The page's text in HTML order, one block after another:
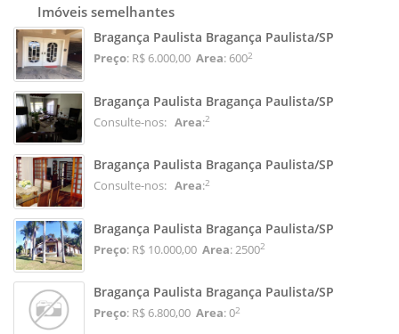
Imóveis semelhantes
Bragança Paulista Bragança Paulista/SP
Preço: R$ 6.000,00 Area: 6002
Bragança Paulista Bragança Paulista/SP
Consulte-nos: Area:2
Bragança Paulista Bragança Paulista/SP
Consulte-nos: Area:2
Bragança Paulista Bragança Paulista/SP
Preço: R$ 10.000,00 Area: 25002
Bragança Paulista Bragança Paulista/SP
Preço: R$ 6.800,00 Area: 02